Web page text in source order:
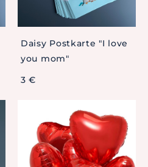
Daisy Postkarte "I love
you mom"
3 €